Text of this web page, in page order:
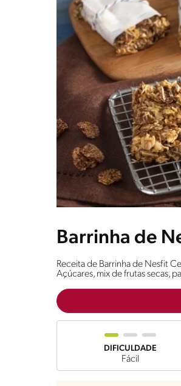
Barrinha de
Receita de Barrinha de Nesfit
Açúcares, mix de frutas secas,
DIFICULDADE
Fácil